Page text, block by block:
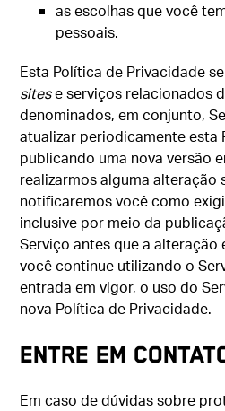
as escolhas que você
pessoais.
Esta Política de Privacidade
sitese serviços relacionados
denominados, em conjunto,
atualizar periodicamente esta
publicando uma nova versão
realizarmos alguma alteração
notificaremos você como
inclusive por meio da
Serviço antes que a alteração
você continue utilizando o
entrada em vigor, o uso do
nova Política de Privacidade.
ENTRE EM
Em caso de dúvidas sobre